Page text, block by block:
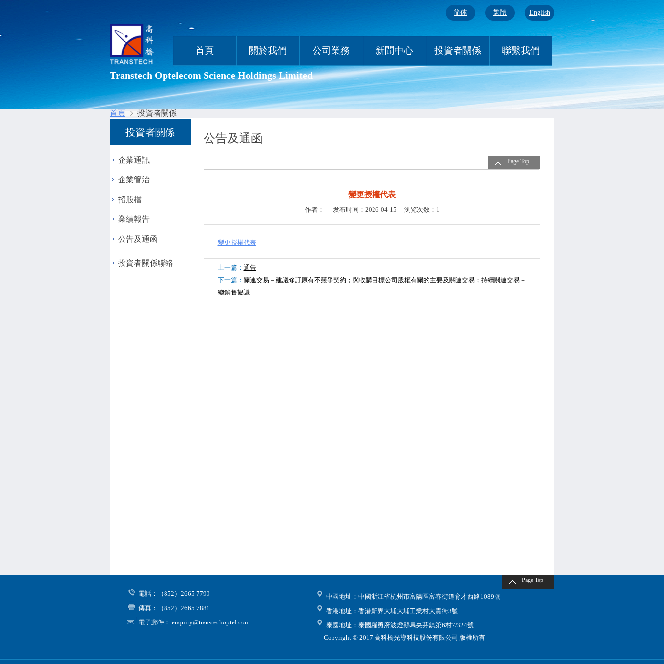
简体 繁體 English
首頁 關於我們 公司業務 新聞中心 投資者關係 聯繫我們
Transtech Optelecom Science Holdings Limited
首頁 投資者關係
公告及通函
Page Top
變更授權代表
作者： 发布时间：2026-04-15 浏览次数：1
變更授權代表
上一篇： 通告
下一篇： 關連交易－建議修訂原有不競爭契約；與收購目標公司股權有關的主要及關連交易；持續關連交易－
總銷售協議
投資者關係
企業通訊
企業管治
招股檔
業績報告
公告及通函
投資者關係聯絡
Page Top
電話：（852）2665 7799
傳真：（852）2665 7881
電子郵件： enquiry@transtechoptel.com
中國地址：中國浙江省杭州市富陽區富春街道育才西路1089號
香港地址：香港新界大埔大埔工業村大貴街3號
泰國地址：泰國羅勇府波燈縣馬央芬鎮第6村7/324號
Copyright © 2017 高科橋光導科技股份有限公司 版權所有